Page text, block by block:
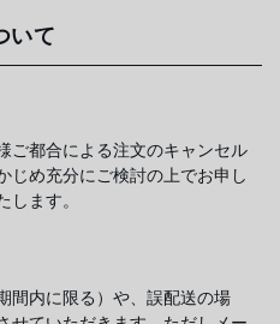
いて
ご都合による注文のキャンセル
じめ充分にご検討の上でお申し
します。
間内に限る）や、誤配送の場